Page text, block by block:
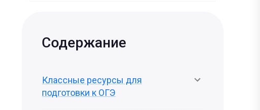
Содержание
Классные ресурсы для
подготовки к ОГЭ